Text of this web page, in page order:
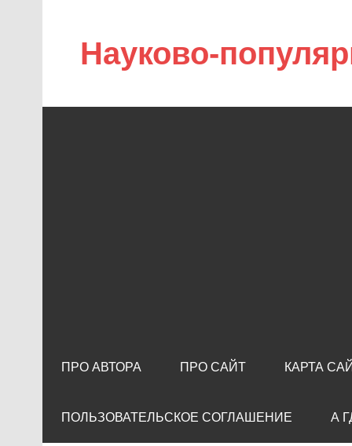
Науково-
ПРО АВТОРА ПРО САЙТ КАРТА
ПОЛЬЗОВАТЕЛЬСКОЕ СОГЛАШЕНИЕ А